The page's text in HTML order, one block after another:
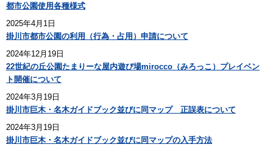
都市公園使用各種様式
2025年4月1日
掛川市都市公園の利用（行為・占用）申請について
2024年12月19日
22世紀の丘公園たまりーな屋内遊び場mirocco（みろっこ）プレイベン
ト開催について
2024年3月19日
掛川市巨木・名木ガイドブック並びに同マップ 正誤表について
2024年3月19日
掛川市巨木・名木ガイドブック並びに同マップの入手方法